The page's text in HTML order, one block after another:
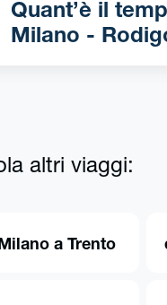
Quant’è il
Milano -
altri viaggi:
a Trento